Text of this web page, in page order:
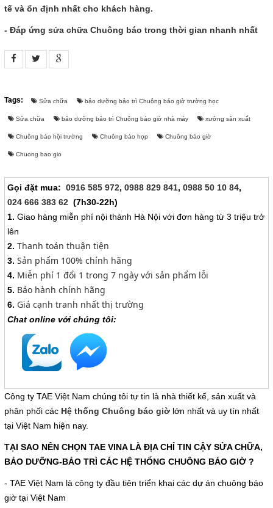
tế và ổn định nhất cho khách hàng.
- Đáp ứng sửa chữa Chuông báo trong thời gian nhanh nhất
Tags: Sửa chữa bảo dưỡng bảo trì Chuông báo giờ trường học
Sửa chữa bảo dưỡng bảo trì Chuông báo giờ nhà máy xưởng sản xuất
Chuông báo hội trường Chuông báo họp Chuông báo giờ
Chuong bao gio
Gọi đặt mua: 0916 585 972, 0988 829 841, 0988 50 10 84,
024 666 383 62 (7h30-22h)
1. Giao hàng miễn phí nội thành Hà Nội với đơn hàng từ 3 triệu trở
lên
2. Thanh toán thuận tiện
3. Sản phẩm 100% chính hãng
4. Miễn phí 1 đổi 1 trong 7 ngày với sản phẩm lỗi
5. Bảo hành chính hãng
6. Giá cạnh tranh nhất thị trường
Chat online với chúng tôi:
Công ty TAE Việt Nam chúng tôi tự tin là nhà thiết kế, sản xuất và
phân phối các Hệ thống Chuông báo giờ lớn nhất và uy tín nhất
tại Việt Nam hiện nay.
TẠI SAO NÊN CHỌN TAE VINA LÀ ĐỊA CHỈ TIN CẬY SỬA CHỮA,
BẢO DƯỠNG-BẢO TRÌ CÁC HỆ THỐNG CHUÔNG BÁO GIỜ ?
- TAE Việt Nam là công ty đầu tiên triển khai các dự án chuông báo
giờ tại Việt Nam
LIÊN HỆ
HotLine
0988829841
taejsc@gmail.com
©COPYRIGHT 2019. ALL RIGHTS RESERVED